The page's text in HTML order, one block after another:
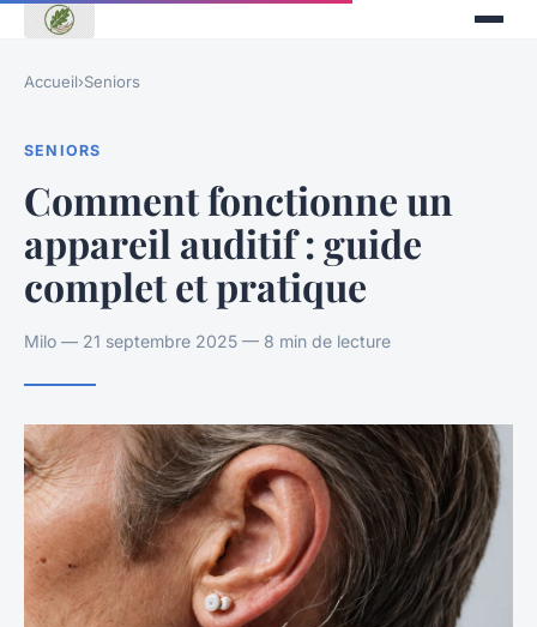
Accueil›Seniors
SENIORS
Comment fonctionne un
appareil auditif : guide
complet et pratique
Milo — 21 septembre 2025 — 8 min de lecture